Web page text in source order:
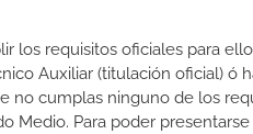
los requisitos oficiales para
Auxiliar (titulación oficial) ó
no cumplas ninguno de los
Medio. Para poder